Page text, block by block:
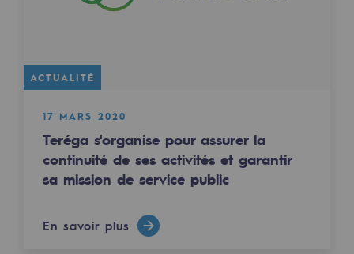
Décarbonation : une priorité
Gestion de l'énergie
Gestion des impacts
Responsabilité sociale et territoriale
Energiz Mouv
ACTUALITÉ
17 MARS 2020
Teréga s'organise pour assurer la
continuité de ses activités et garantir
sa mission de service public
En savoir plus